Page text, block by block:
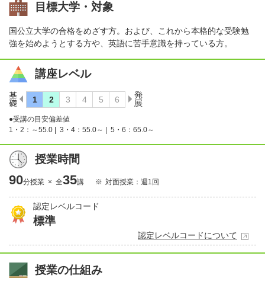
目標大学・対象
国公立大学の合格をめざす方。および、これから本格的な受験勉
強を始めようとする方や、英語に苦手意識を持っている方。
講座レベル
●受講の目安偏差値
1・2：～55.0 |
3・4：55.0～ | 5・6：65.0～
授業時間
90分授業 × 全35講 対面授業：週1回
認定レベルコード
標準
認定レベルコードについて
授業の仕組み